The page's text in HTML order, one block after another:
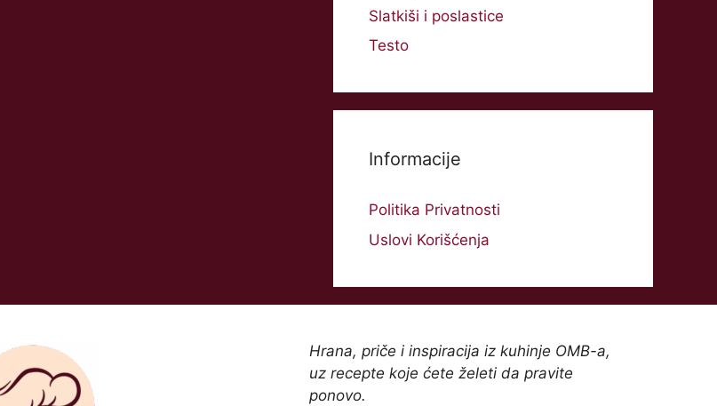
Slatkiši i poslastice
Testo
Informacije
Politika Privatnosti
Uslovi Korišćenja
Hrana, priče i inspiracija iz kuhinje OMB-a,
uz recepte koje ćete želeti da pravite
ponovo.